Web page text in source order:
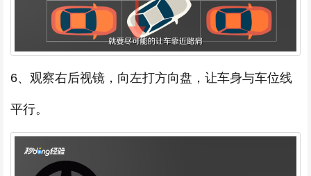
6、观察右后视镜，向左打方向盘，让车身与车位线
平行。